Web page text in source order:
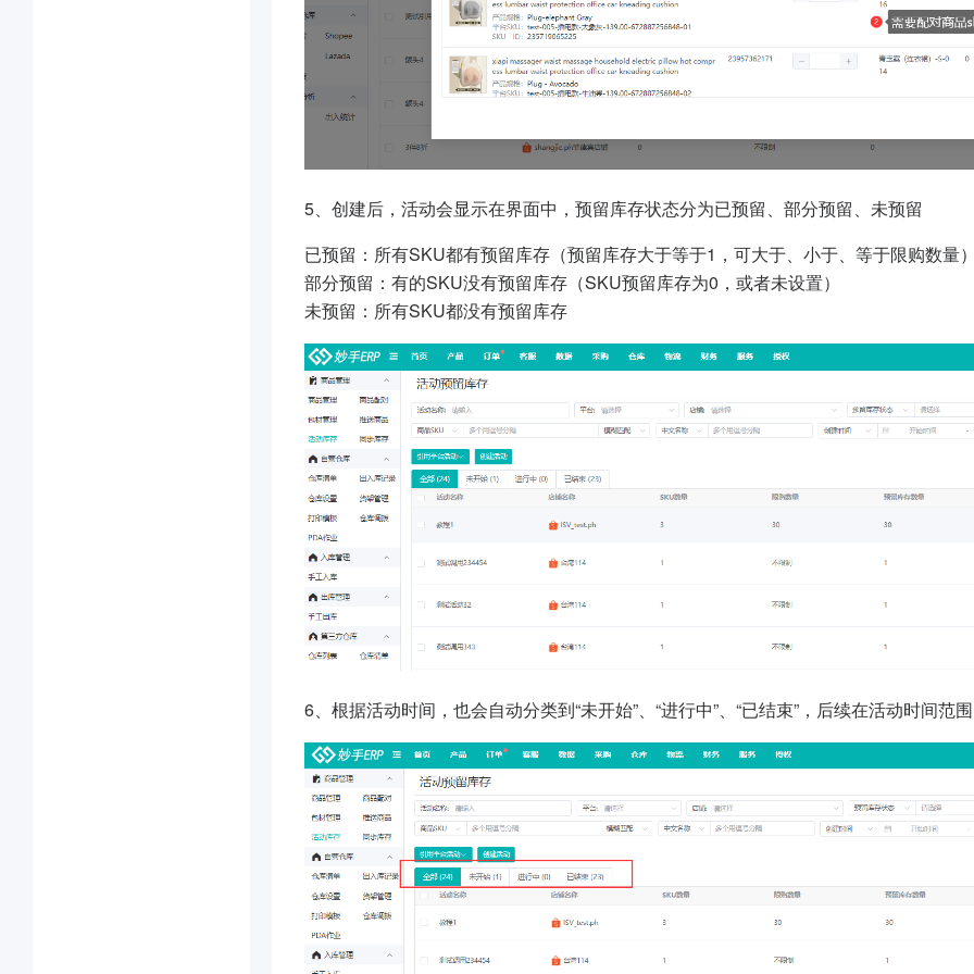
5、 创建后，活动会显示在界面中，预留库存状态分为已预留、部分预留、未预留
已预留：所有SKU都有预留库存（预留库存大于等于1，可大于、小于、等于限购数量
部分预留：有的SKU没有预留库存（SKU预留库存为0，或者未设置）
未预留：所有SKU都没有预留库存
6、根据活动时间，也会自动分类到“未开始”、“进行中”、“已结束”，后续在活动时间范